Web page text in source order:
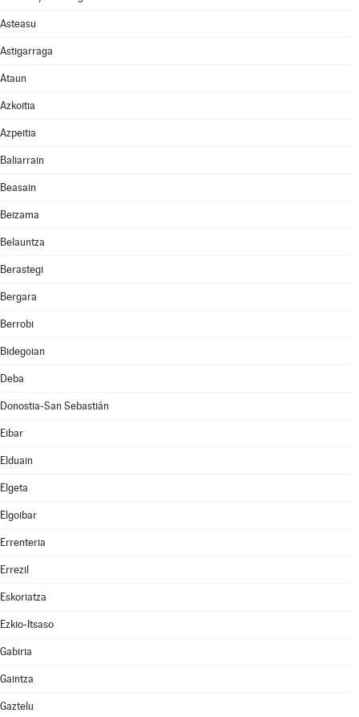
Asteasu
Astigarraga
Ataun
Azkoitia
Azpeitia
Baliarrain
Beasain
Beizama
Belauntza
Berastegi
Bergara
Berrobi
Bidegoian
Deba
Donostia-San Sebastián
Eibar
Elduain
Elgeta
Elgoibar
Errenteria
Errezil
Eskoriatza
Ezkio-Itsaso
Gabiria
Gaintza
Gaztelu